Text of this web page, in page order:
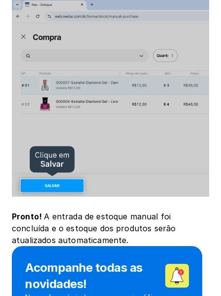
Pronto! ﻿A entrada de estoque manual foi
concluída e o estoque dos produtos serão
atualizados automaticamente.
Acompanhe todas as
novidades!